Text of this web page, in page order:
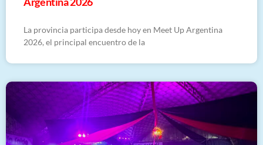
La provincia participa desde hoy en Meet Up Argentina
2026, el principal encuentro de la